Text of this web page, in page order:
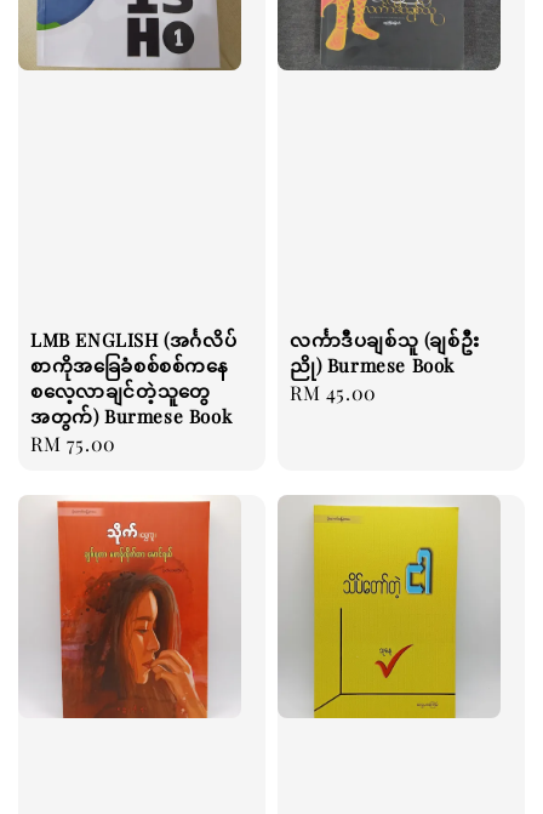
LMB ENGLISH (အင်္ဂလိပ်
စာကိုအခြေခံစစ်စစ်ကနေ
စလေ့လာချင်တဲ့သူတွေ
အတွက်) Burmese Book
Regular
RM 75.00
လင်္ကာဒီပချစ်သူ (ချစ်ဦး
ညို) Burmese Book
Regular
RM 45.00